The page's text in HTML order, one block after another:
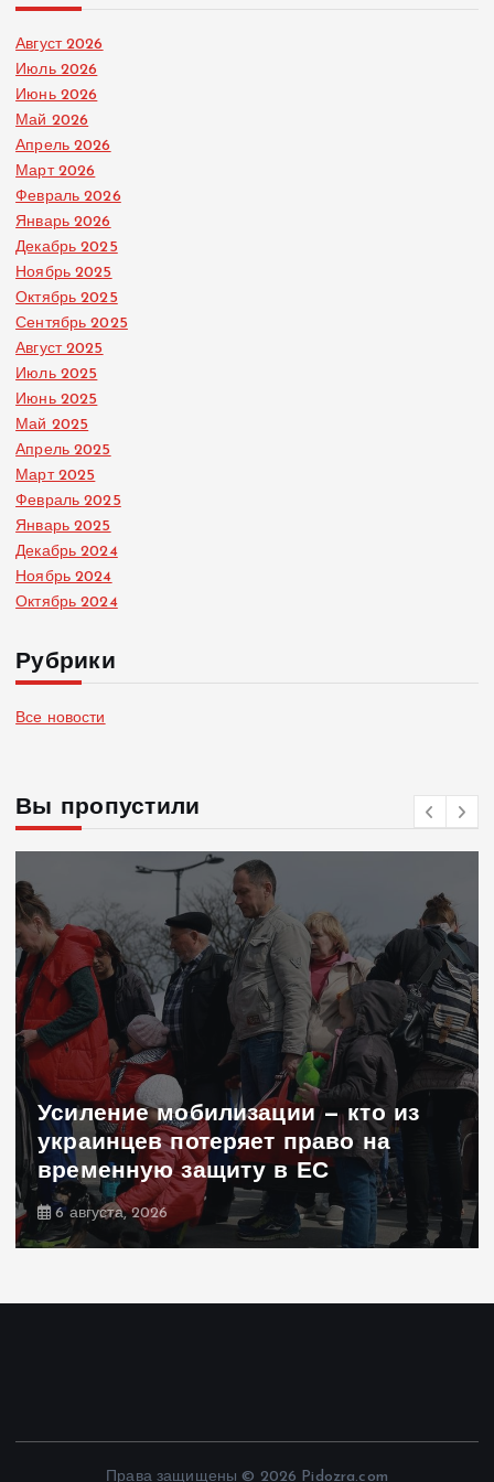
Август 2026
Июль 2026
Июнь 2026
Май 2026
Апрель 2026
Март 2026
Февраль 2026
Январь 2026
Декабрь 2025
Ноябрь 2025
Октябрь 2025
Сентябрь 2025
Август 2025
Июль 2025
Июнь 2025
Май 2025
Апрель 2025
Март 2025
Февраль 2025
Январь 2025
Декабрь 2024
Ноябрь 2024
Октябрь 2024
Рубрики
Все новости
Вы пропустили
Усиление мобилизации — кто из
украинцев потеряет право на
временную защиту в ЕС
6 августа, 2026
Права защищены © 2026 Pidozra.com